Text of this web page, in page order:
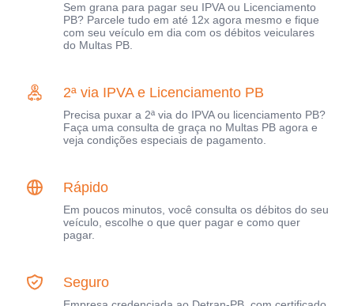
Sem grana para pagar seu IPVA ou Licenciamento
PB? Parcele tudo em até 12x agora mesmo e fique
com seu veículo em dia com os débitos veiculares
do Multas PB.
2ª via IPVA e Licenciamento PB
Precisa puxar a 2ª via do IPVA ou licenciamento PB?
Faça uma consulta de graça no Multas PB agora e
veja condições especiais de pagamento.
Rápido
Em poucos minutos, você consulta os débitos do seu
veículo, escolhe o que quer pagar e como quer
pagar.
Seguro